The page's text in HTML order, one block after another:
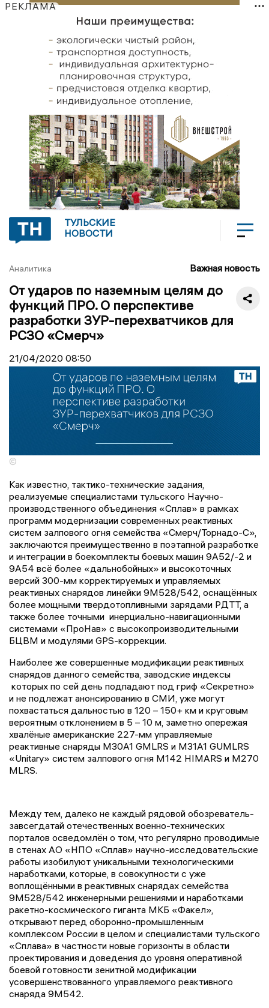
РЕКЛАМА
ТУЛЬСКИЕ
НОВОСТИ
Аналитика Важная новость
От ударов по наземным целям до
функций ПРО. О перспективе
разработки ЗУР-перехватчиков для
РСЗО «Смерч»
21/04/2020 08:50
©
Как известно, тактико-технические задания,
реализуемые специалистами тульского Научно-
производственного объединения «Сплав» в рамках
программ модернизации современных реактивных
систем залпового огня семейства «Смерч/Торнадо-С»,
заключаются преимущественно в поэтапной разработке
и интеграции в боекомплекты боевых машин 9А52/-2 и
9А54 всё более «дальнобойных» и высокоточных
версий 300-мм корректируемых и управляемых
реактивных снарядов линейки 9М528/542, оснащённых
более мощными твердотопливными зарядами РДТТ, а
также более точными инерциально-навигационными
системами «ПроНав» с высокопроизводительными
БЦВМ и модулями GPS-коррекции.
Наиболее же совершенные модификации реактивных
снарядов данного семейства, заводские индексы
которых по сей день подпадают под гриф «Секретно»
и не подлежат анонсированию в СМИ, уже могут
похвастаться дальностью в 120 – 150+ км и круговым
вероятным отклонением в 5 – 10 м, заметно опережая
хвалёные американские 227-мм управляемые
реактивные снаряды M30A1 GMLRS и M31A1 GUMLRS
«Unitary» систем залпового огня M142 HIMARS и M270
MLRS.
Между тем, далеко не каждый рядовой обозреватель-
завсегдатай отечественных военно-технических
порталов осведомлён о том, что регулярно проводимые
в стенах АО «НПО «Сплав» научно-исследовательские
работы изобилуют уникальными технологическими
наработками, которые, в совокупности с уже
воплощёнными в реактивных снарядах семейства
9М528/542 инженерными решениями и наработками
ракетно-космического гиганта МКБ «Факел»,
открывают перед оборонно-промышленным
комплексом России в целом и специалистами тульского
«Сплава» в частности новые горизонты в области
проектирования и доведения до уровня оперативной
боевой готовности зенитной модификации
усовершенствованного управляемого реактивного
снаряда 9М542.